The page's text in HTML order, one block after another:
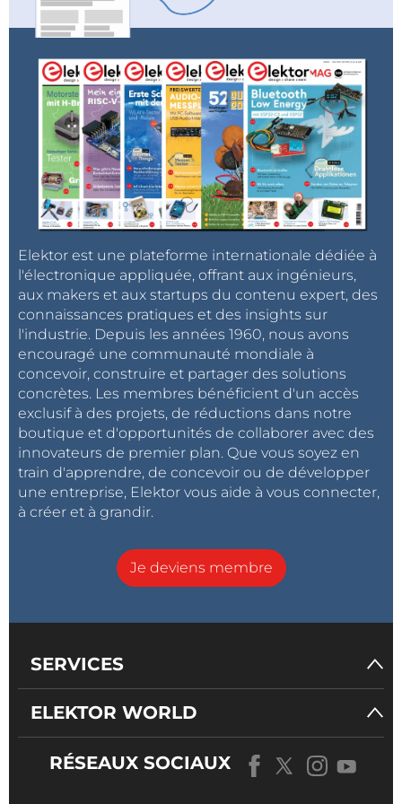
Elektor est une plateforme internationale dédiée à
l'électronique appliquée, offrant aux ingénieurs,
aux makers et aux startups du contenu expert, des
connaissances pratiques et des insights sur
l'industrie. Depuis les années 1960, nous avons
encouragé une communauté mondiale à
concevoir, construire et partager des solutions
concrètes. Les membres bénéficient d'un accès
exclusif à des projets, de réductions dans notre
boutique et d'opportunités de collaborer avec des
innovateurs de premier plan. Que vous soyez en
train d'apprendre, de concevoir ou de développer
une entreprise, Elektor vous aide à vous connecter,
à créer et à grandir.
Je deviens membre
SERVICES
ELEKTOR WORLD
RÉSEAUX SOCIAUX